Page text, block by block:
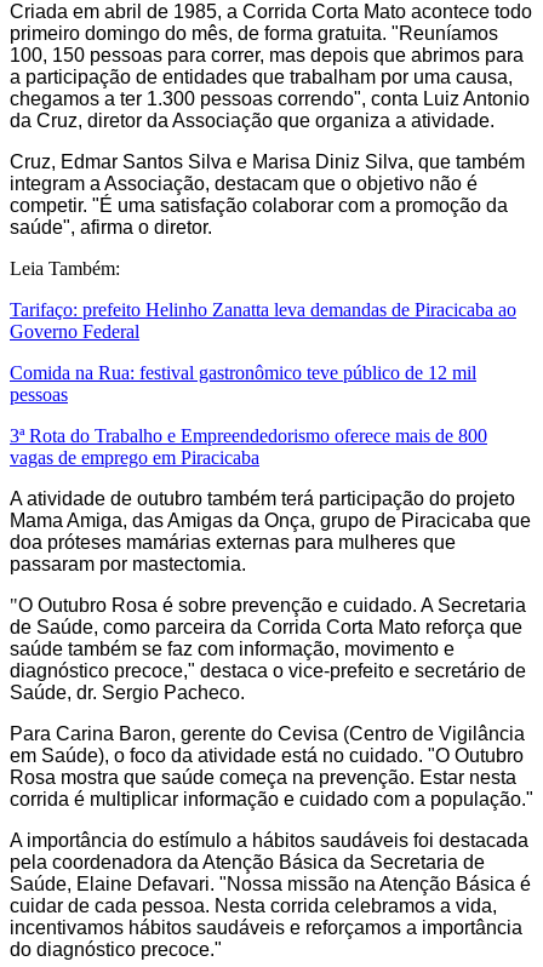
Criada em abril de 1985, a Corrida Corta Mato acontece todo
primeiro domingo do mês, de forma gratuita. "Reuníamos
100, 150 pessoas para correr, mas depois que abrimos para
a participação de entidades que trabalham por uma causa,
chegamos a ter 1.300 pessoas correndo", conta Luiz Antonio
da Cruz, diretor da Associação que organiza a atividade.
Cruz, Edmar Santos Silva e Marisa Diniz Silva, que também
integram a Associação, destacam que o objetivo não é
competir. "É uma satisfação colaborar com a promoção da
saúde", afirma o diretor.
Leia Também:
Tarifaço: prefeito Helinho Zanatta leva demandas de Piracicaba ao
Governo Federal
Comida na Rua: festival gastronômico teve público de 12 mil
pessoas
3ª Rota do Trabalho e Empreendedorismo oferece mais de 800
vagas de emprego em Piracicaba
A atividade de outubro também terá participação do projeto
Mama Amiga, das Amigas da Onça, grupo de Piracicaba que
doa próteses mamárias externas para mulheres que
passaram por mastectomia.
"O Outubro Rosa é sobre prevenção e cuidado. A Secretaria
de Saúde, como parceira da Corrida Corta Mato reforça que
saúde também se faz com informação, movimento e
diagnóstico precoce," destaca o vice-prefeito e secretário de
Saúde, dr. Sergio Pacheco.
Para Carina Baron, gerente do Cevisa (Centro de Vigilância
em Saúde), o foco da atividade está no cuidado. "O Outubro
Rosa mostra que saúde começa na prevenção. Estar nesta
corrida é multiplicar informação e cuidado com a população."
A importância do estímulo a hábitos saudáveis foi destacada
pela coordenadora da Atenção Básica da Secretaria de
Saúde, Elaine Defavari. "Nossa missão na Atenção Básica é
cuidar de cada pessoa. Nesta corrida celebramos a vida,
incentivamos hábitos saudáveis e reforçamos a importância
do diagnóstico precoce."